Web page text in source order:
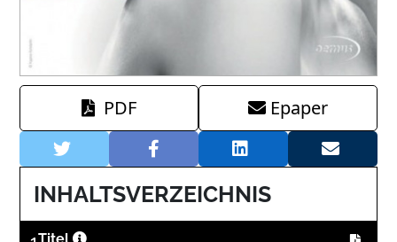
PDF Epaper
INHALTSVERZEICHNIS